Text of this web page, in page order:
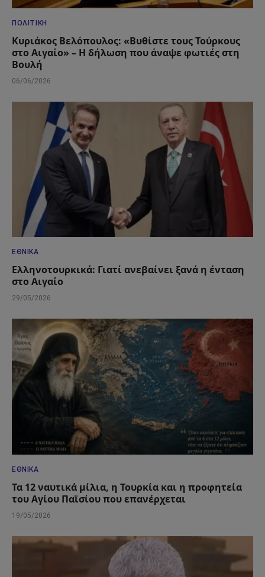
ΠΟΛΙΤΙΚΉ
Κυριάκος Βελόπουλος: «Βυθίστε τους Τούρκους
στο Αιγαίο» – Η δήλωση που άναψε φωτιές στη
Βουλή
06/06/2026
ΕΘΝΙΚΆ
Ελληνοτουρκικά: Γιατί ανεβαίνει ξανά η ένταση
στο Αιγαίο
29/05/2026
ΕΘΝΙΚΆ
Τα 12 ναυτικά μίλια, η Τουρκία και η προφητεία
του Αγίου Παϊσίου που επανέρχεται
19/05/2026